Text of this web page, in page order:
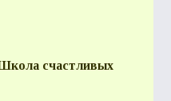
счастливых